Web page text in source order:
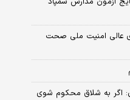
عالی امنیت ملی صحت
اگر به شلاق محکوم شوی